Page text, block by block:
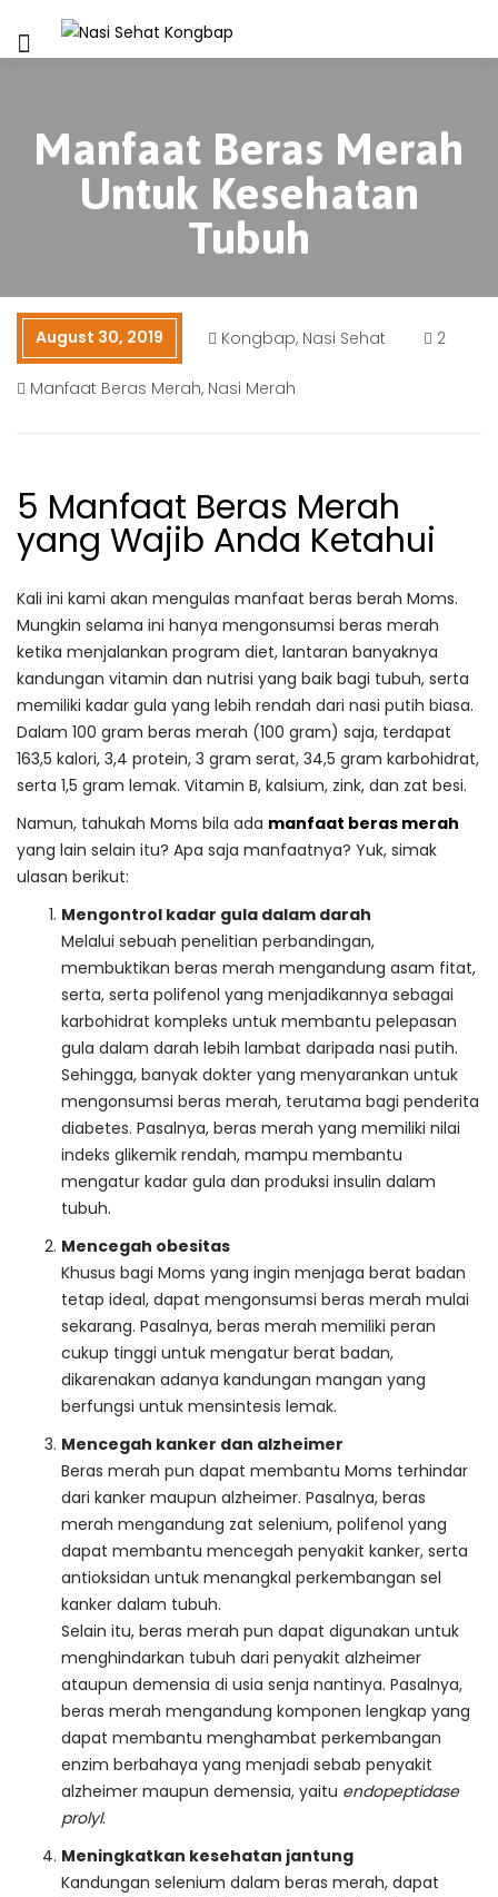
Manfaat Beras Merah
Untuk Kesehatan
Tubuh
August 30, 2019 Kongbap, Nasi Sehat 2
Manfaat Beras Merah, Nasi Merah
5 Manfaat Beras Merah
yang Wajib Anda Ketahui
Kali ini kami akan mengulas manfaat beras berah Moms.
Mungkin selama ini hanya mengonsumsi beras merah
ketika menjalankan program diet, lantaran banyaknya
kandungan vitamin dan nutrisi yang baik bagi tubuh, serta
memiliki kadar gula yang lebih rendah dari nasi putih biasa.
Dalam 100 gram beras merah (100 gram) saja, terdapat
163,5 kalori, 3,4 protein, 3 gram serat, 34,5 gram karbohidrat,
serta 1,5 gram lemak. Vitamin B, kalsium, zink, dan zat besi.
Namun, tahukah Moms bila ada manfaat beras merah
yang lain selain itu? Apa saja manfaatnya? Yuk, simak
ulasan berikut:
Mengontrol kadar gula dalam darah
Melalui sebuah penelitian perbandingan,
membuktikan beras merah mengandung asam fitat,
serta, serta polifenol yang menjadikannya sebagai
karbohidrat kompleks untuk membantu pelepasan
gula dalam darah lebih lambat daripada nasi putih.
Sehingga, banyak dokter yang menyarankan untuk
mengonsumsi beras merah, terutama bagi penderita
diabetes. Pasalnya, beras merah yang memiliki nilai
indeks glikemik rendah, mampu membantu
mengatur kadar gula dan produksi insulin dalam
tubuh.
Mencegah obesitas
Khusus bagi Moms yang ingin menjaga berat badan
tetap ideal, dapat mengonsumsi beras merah mulai
sekarang. Pasalnya, beras merah memiliki peran
cukup tinggi untuk mengatur berat badan,
dikarenakan adanya kandungan mangan yang
berfungsi untuk mensintesis lemak.
Mencegah kanker dan alzheimer
Beras merah pun dapat membantu Moms terhindar
dari kanker maupun alzheimer. Pasalnya, beras
merah mengandung zat selenium, polifenol yang
dapat membantu mencegah penyakit kanker, serta
antioksidan untuk menangkal perkembangan sel
kanker dalam tubuh.
Selain itu, beras merah pun dapat digunakan untuk
menghindarkan tubuh dari penyakit alzheimer
ataupun demensia di usia senja nantinya. Pasalnya,
beras merah mengandung komponen lengkap yang
dapat membantu menghambat perkembangan
enzim berbahaya yang menjadi sebab penyakit
alzheimer maupun demensia, yaitu endopeptidase
prolyl.
Meningkatkan kesehatan jantung
Kandungan selenium dalam beras merah, dapat